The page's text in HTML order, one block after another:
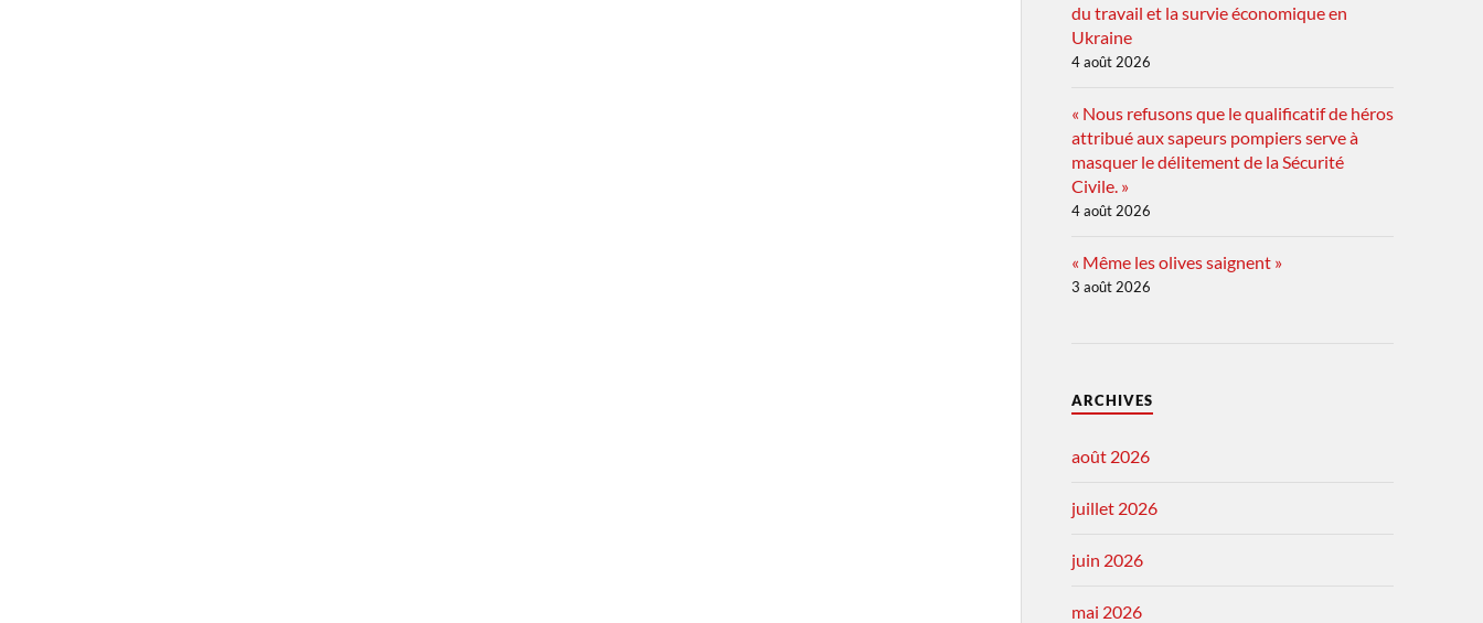
du travail et la survie économique en
Ukraine
4 août 2026
« Nous refusons que le qualificatif de héros
attribué aux sapeurs pompiers serve à
masquer le délitement de la Sécurité
Civile. »
4 août 2026
« Même les olives saignent »
3 août 2026
ARCHIVES
août 2026
juillet 2026
juin 2026
mai 2026